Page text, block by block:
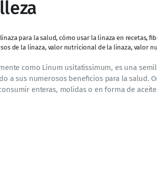
para la salud, cómo usar la linaza en recetas,
de la linaza, valor nutricional de la linaza, valor
como Linum usitatissimum, es una
a sus numerosos beneficios para la salud.
enteras, molidas o en forma de